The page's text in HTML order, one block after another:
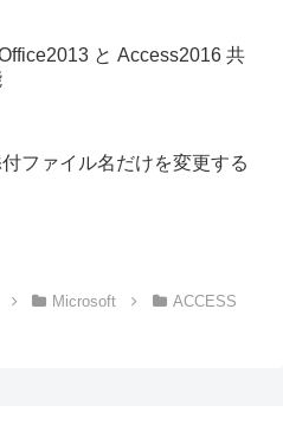
と Access2016 共
ファイル名だけを変更する
Microsoft ACCESS